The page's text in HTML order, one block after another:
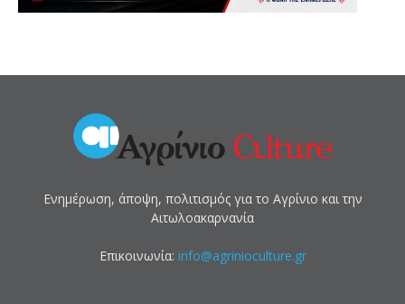
Ενημέρωση, άποψη, πολιτισμός για το Αγρίνιο και την
Αιτωλοακαρνανία
Επικοινωνία: info@agrinioculture.gr